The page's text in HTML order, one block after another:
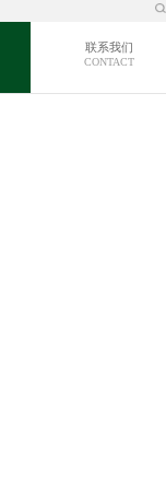
联系我们
CONTACT